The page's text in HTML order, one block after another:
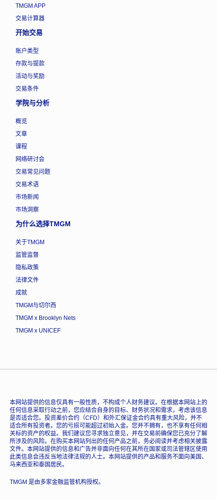
TMGM APP
交易计算器
开始交易
账户类型
存款与提款
活动与奖励
交易条件
学院与分析
概览
文章
课程
网络研讨会
交易常见问题
交易术语
市场新闻
市场洞察
为什么选择TMGM
关于TMGM
监管监督
隐私政策
法律文件
成就
TMGM与切尔西
TMGM x Brooklyn Nets
TMGM x UNICEF
本网站提供的信息仅具有一般性质，不构成个人财务建议。在根据本网站上的
任何信息采取行动之前，您应结合自身的目标、财务状况和需求，考虑该信息
是否适合您。投资差价合约（CFD）和外汇保证金合约具有重大风险，并不
适合所有投资者。您的亏损可能超过初始入金。您并不拥有，也不享有任何相
关标的资产的权益。我们建议您寻求独立意见，并在交易前确保您已充分了解
所涉及的风险。在购买本网站列出的任何产品之前，务必阅读并考虑相关披露
文件。本网站提供的信息和广告并非面向任何在其所在国家或司法管辖区使用
此类信息会违反当地法律法规的人士。本网站提供的产品和服务不面向美国、
马来西亚和泰国居民。
TMGM 是由多家金融监管机构授权。